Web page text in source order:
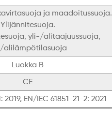
ja maadoitussuoja.
Ylijännitesuoja.
yli-/alitaajuussuoja,
alilämpötilasuoja
Luokka B
CE
2019, EN/IEC 61851-21-2: 2021